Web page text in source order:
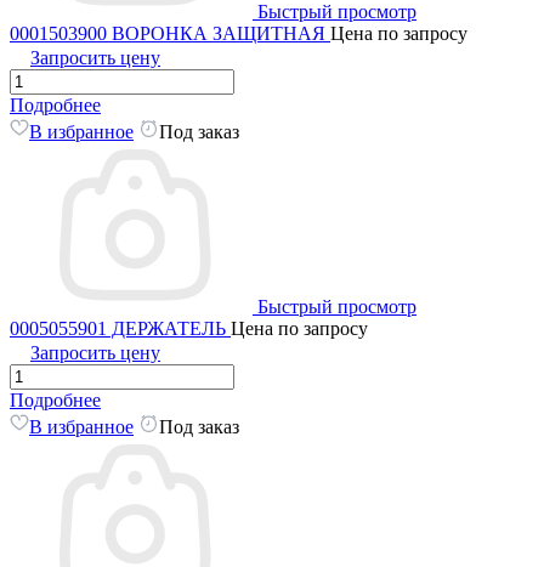
Быстрый просмотр
0001503900 ВОРОНКА ЗАЩИТНАЯ Цена по запросу
Запросить цену
Подробнее
В избранное
Под заказ
Быстрый просмотр
0005055901 ДЕРЖАТЕЛЬ Цена по запросу
Запросить цену
Подробнее
В избранное
Под заказ